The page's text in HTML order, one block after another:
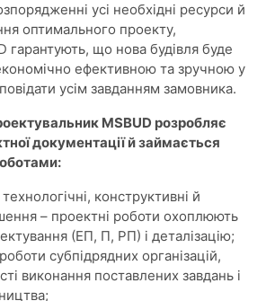
усі необхідні ресурси й
оптимального проекту,
гарантують, що нова будівля буде
ефективною та зручною у
усім завданням замовника.
MSBUD розробляє
документації й займається
технологічні, конструктивні й
– проектні роботи охоплюють
(ЕП, П, РП) і деталізацію;
субпідрядних організацій,
виконання поставлених завдань і